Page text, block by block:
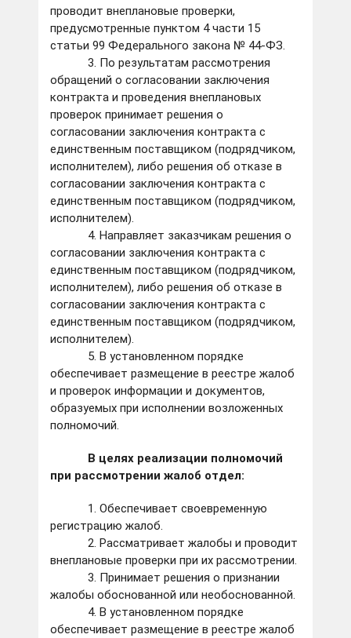
проводит внеплановые проверки,
предусмотренные пунктом 4 части 15
статьи 99 Федерального закона № 44-ФЗ.
3. По результатам рассмотрения
обращений о согласовании заключения
контракта и проведения внеплановых
проверок принимает решения о
согласовании заключения контракта с
единственным поставщиком (подрядчиком,
исполнителем), либо решения об отказе в
согласовании заключения контракта с
единственным поставщиком (подрядчиком,
исполнителем).
4. Направляет заказчикам решения о
согласовании заключения контракта с
единственным поставщиком (подрядчиком,
исполнителем), либо решения об отказе в
согласовании заключения контракта с
единственным поставщиком (подрядчиком,
исполнителем).
5. В установленном порядке
обеспечивает размещение в реестре жалоб
и проверок информации и документов,
образуемых при исполнении возложенных
полномочий.
В целях реализации полномочий
при рассмотрении жалоб отдел:
1. Обеспечивает своевременную
регистрацию жалоб.
2. Рассматривает жалобы и проводит
внеплановые проверки при их рассмотрении.
3. Принимает решения о признании
жалобы обоснованной или необоснованной.
4. В установленном порядке
обеспечивает размещение в реестре жалоб